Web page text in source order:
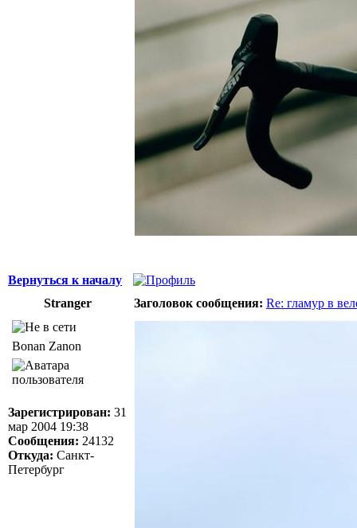
Вернуться к началу
Stranger
Заголовок сообщения: Re: гламур в
Bonan Zanon
Зарегистрирован: 31
мар 2004 19:38
Сообщения: 24132
Откуда: Санкт-
Петербург